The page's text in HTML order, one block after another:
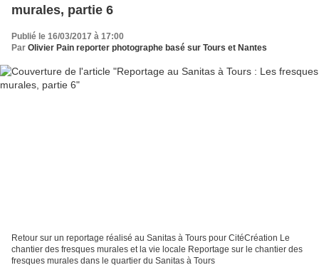
murales, partie 6
Publié le 16/03/2017 à 17:00
Par Olivier Pain reporter photographe basé sur Tours et Nantes
Retour sur un reportage réalisé au Sanitas à Tours pour CitéCréation Le
chantier des fresques murales et la vie locale Reportage sur le chantier des
fresques murales dans le quartier du Sanitas à Tours